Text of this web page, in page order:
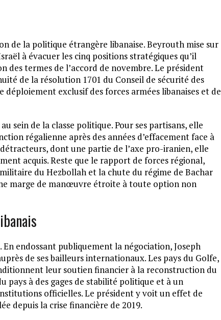
de la politique étrangère libanaise. Beyrouth mise sur
à évacuer les cinq positions stratégiques qu’il
des termes de l’accord de novembre. Le président
de la résolution 1701 du Conseil de sécurité des
exclusif des forces armées libanaises et de
sein de la classe politique. Pour ses partisans, elle
régalienne après des années d’effacement face à
dont une partie de l’axe pro-iranien, elle
acquis. Reste que le rapport de forces régional,
du Hezbollah et la chute du régime de Bachar
marge de manœuvre étroite à toute option non
endossant publiquement la négociation, Joseph
de ses bailleurs internationaux. Les pays du Golfe,
leur soutien financier à la reconstruction du
pays à des gages de stabilité politique et à un
officielles. Le président y voit un effet de
depuis la crise financière de 2019.